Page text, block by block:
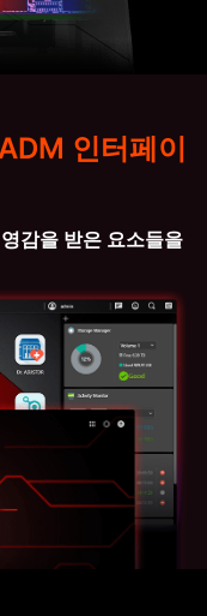
인터페이
감을 받은 요소들을